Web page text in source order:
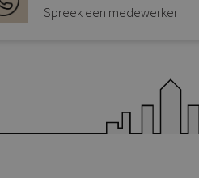
Spreek een medewerker